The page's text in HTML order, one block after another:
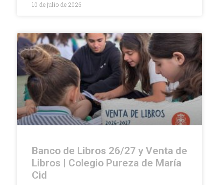
10 de julio de 2026
Banco de Libros 26/27 y Venta de
Libros | Colegio Pureza de María
Cid